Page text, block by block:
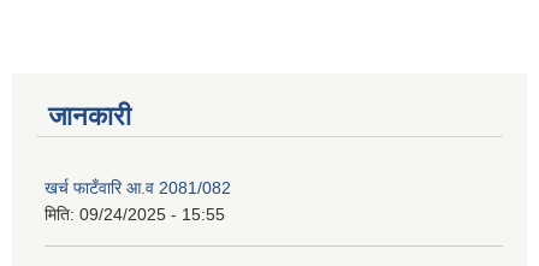
जानकारी
खर्च फाटँवारि आ.व 2081/082
मिति: 09/24/2025 - 15:55